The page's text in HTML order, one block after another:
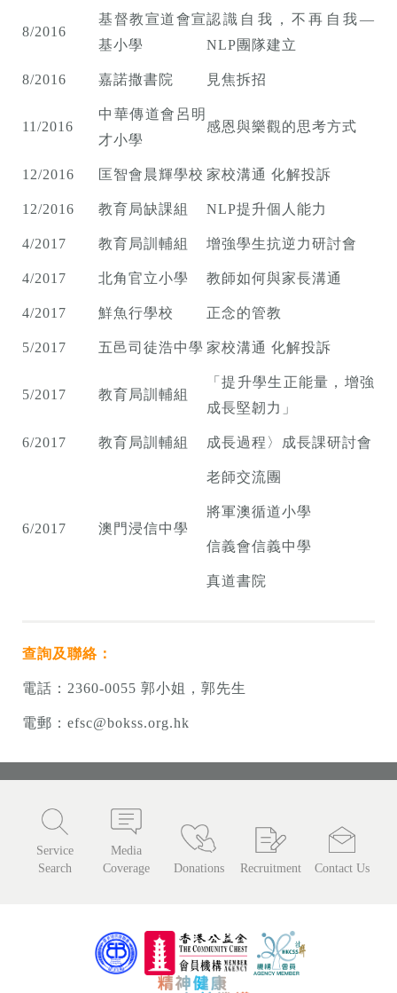
8/2016
基督教宣道會宣
基小學
認識自我，不再自我—
NLP團隊建立
8/2016 嘉諾撒書院 見焦拆招
11/2016
中華傳道會呂明
才小學
感恩與樂觀的思考方式
12/2016 匡智會晨輝學校 家校溝通 化解投訴
12/2016 教育局缺課組 NLP提升個人能力
4/2017 教育局訓輔組 增強學生抗逆力研討會
4/2017 北角官立小學 教師如何與家長溝通
4/2017 鮮魚行學校 正念的管教
5/2017 五邑司徒浩中學 家校溝通 化解投訴
5/2017 教育局訓輔組
「提升學生正能量，增強
成長堅韌力」
6/2017 教育局訓輔組 成長過程〉成長課研討會
6/2017 澳門浸信中學
老師交流團
將軍澳循道小學
信義會信義中學
真道書院
查詢及聯絡：
電話： 2360-0055 郭小姐，郭先生
電郵： efsc@bokss.org.hk
Service
Search
Media
Coverage
Donations Recruitment Contact Us